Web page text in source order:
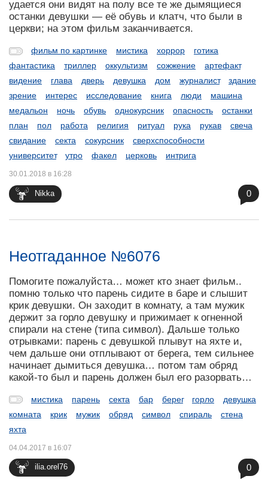
удается они видят на полу все те же дымящиеся
останки девушки — её обувь и клатч, что были в
церкви; на этом фильм заканчивается.
фильм по картинке мистика хоррор
готика
фантастика
триллер оккультизм сожжение
артефакт
видение
глава дверь девушка дом журналист
здание
зрение
интерес исследование книга люди
машина
медальон
ночь обувь однокурсник опасность
останки
план
пол работа религия ритуал рука рукав
свеча
свидание
секта сокурсник
сверхспособности
университет
утро факел церковь интрига
Nikka
30.01.2018 в 16:28
0
Неотгаданное №6076
Помогите пожалуйста… может кто знает фильм..
помню только что парень сидите в баре и слышит
крик девушки. Он заходит в комнату, а там мужик
держит за горло девушку и прижимает к огненной
спирали на стене (типа символ). Дальше только
отрывками: парень с девушкой плывут на яхте и,
чем дальше они отплывают от берега, тем сильнее
начинает дымиться девушка… потом там обряд
какой-то был и парень должен был его разорвать…
мистика парень секта бар берег горло
девушка
комната
крик мужик обряд символ спираль
стена
яхта
ilia.orel76
04.04.2017 в 16:07
0